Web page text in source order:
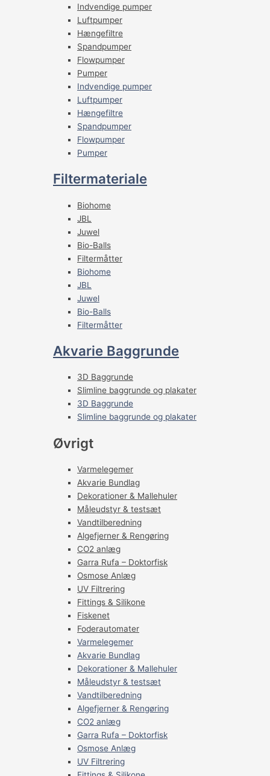
Indvendige pumper
Luftpumper
Hængefiltre
Spandpumper
Flowpumper
Pumper
Indvendige pumper
Luftpumper
Hængefiltre
Spandpumper
Flowpumper
Pumper
Filtermateriale
Biohome
JBL
Juwel
Bio-Balls
Filtermåtter
Biohome
JBL
Juwel
Bio-Balls
Filtermåtter
Akvarie Baggrunde
3D Baggrunde
Slimline baggrunde og plakater
3D Baggrunde
Slimline baggrunde og plakater
Øvrigt
Varmelegemer
Akvarie Bundlag
Dekorationer & Mallehuler
Måleudstyr & testsæt
Vandtilberedning
Algefjerner & Rengøring
CO2 anlæg
Garra Rufa – Doktorfisk
Osmose Anlæg
UV Filtrering
Fittings & Silikone
Fiskenet
Foderautomater
Varmelegemer
Akvarie Bundlag
Dekorationer & Mallehuler
Måleudstyr & testsæt
Vandtilberedning
Algefjerner & Rengøring
CO2 anlæg
Garra Rufa – Doktorfisk
Osmose Anlæg
UV Filtrering